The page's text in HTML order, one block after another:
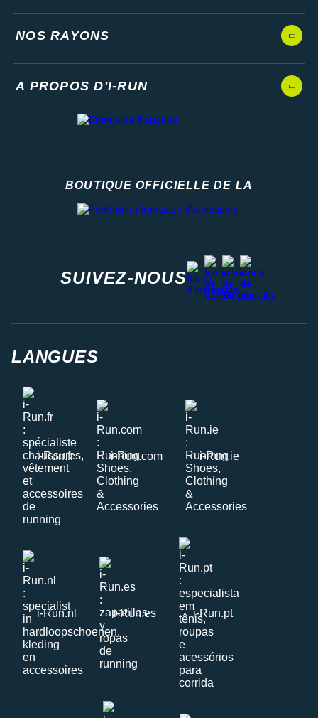
NOS RAYONS
A PROPOS D'I-RUN
BOUTIQUE OFFICIELLE DE LA
SUIVEZ-NOUS
instagram
facebook
stravayoutube
LANGUES
i-Run.fr i-Run.com i-Run.ie
i-Run.nl i-Run.es i-Run.pt